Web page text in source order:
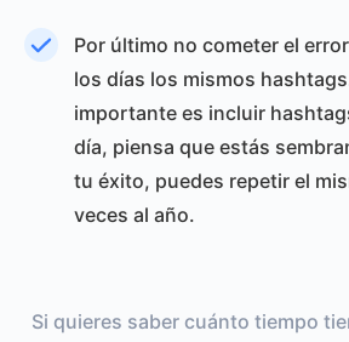
Por último no cometer el
los días los mismos
importante es incluir
día, piensa que estás
tu éxito, puedes repetir el
veces al año.
Si quieres saber cuánto tiempo